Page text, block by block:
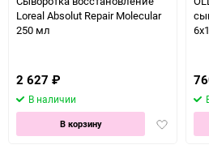
Loreal Absolut Repair Molecular
250 мл
2 627 ₽
В наличии
Добавить
В корзину